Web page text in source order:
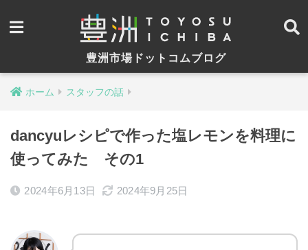
豊洲市場ドットコムブログ
ホーム スタッフの話
dancyuレシピで作った塩レモンを料理に
使ってみた その1
2024年6月13日 2024年9月25日